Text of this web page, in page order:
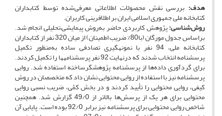
هدف: بررسی نقش محصولات اطلاعاتی معرفی‌شده توسط کتابداران
کتابخانه ملی جمهوری اسلامی ایران بر اطلافرینی کاربران.
روش‌شناسی:پژوهش کاربردی حاضر به‌روش پیمایشی–تحلیلی انجام شد.
براساس جدول مورگان (با80% ضریب اطمینان) از میان 320 نفر از کتابداران
کتابخانه ملی، 94 نفر با نمونه‎گیری تصادفی ساده به‌منظور تکمیل
پرسشنامه انتخاب شدند که درنهایت 92 نفر پرسشنامه‎ها را تکمیل کردند.
برای گردآوری داده‌ها از پرسشنامه‏ پژوهشگرساخته استفاده‎ شد. روایی
پرسشنامه نیز با استفاده از روایی محتوایی نشان داد که متخصصان در روش
کیفی، روایی محتوایی را تأیید کردند و در بخش کمّی، ضریب نسبی روایی
محتوایی برای هر یک از پرسش‌ها بالاتر از 49/0 گزارش شد. همچنین
شاخص روایی محتوایی برای پرسشنامه نیز برابر 92/0 بوده ‌است. پایایی آن